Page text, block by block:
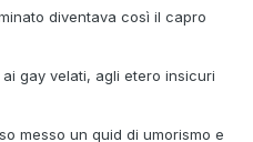
diventava così il capro
gay velati, agli etero insicuri
messo un quid di umorismo e